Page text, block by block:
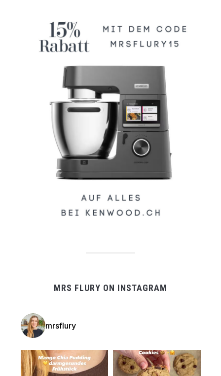
MRS FLURY ON INSTAGRAM
mrsflury